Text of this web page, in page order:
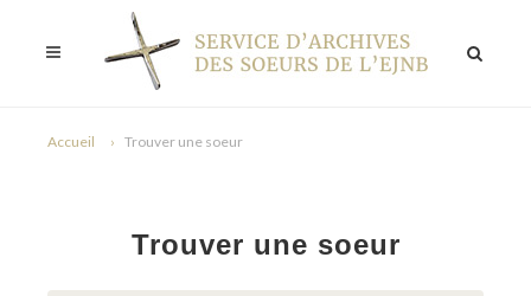
Accueil Trouver une soeur
Trouver une soeur